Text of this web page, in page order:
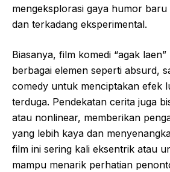
mengeksplorasi gaya humor
dan terkadang eksperimental.
Biasanya, film komedi “agak
berbagai elemen seperti absurd,
comedy untuk menciptakan efek
terduga. Pendekatan cerita juga
atau nonlinear, memberikan
yang lebih kaya dan
film ini sering kali eksentrik atau
mampu menarik perhatian